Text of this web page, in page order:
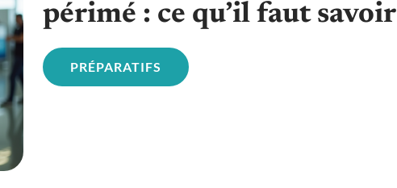
périmé : ce qu’il faut savoir
PRÉPARATIFS